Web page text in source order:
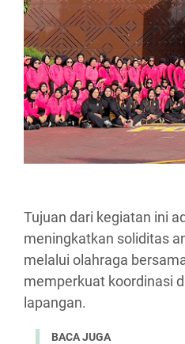
Tujuan dari kegiatan ini
meningkatkan soliditas
melalui olahraga
memperkuat koordinasi
lapangan.
BACA JUGA